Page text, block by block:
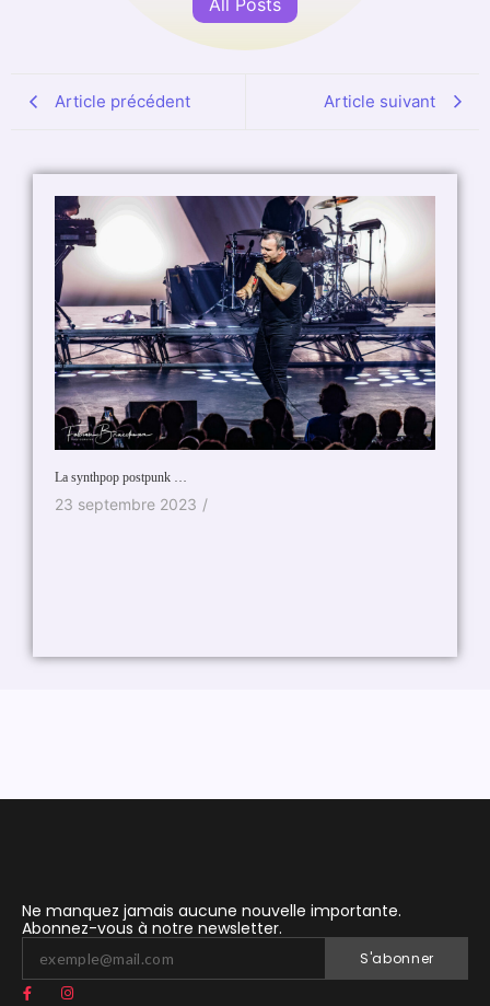
All Posts
Article précédent Article suivant
La synthpop postpunk …
23 septembre 2023 /
Ne manquez jamais aucune nouvelle importante.
Abonnez-vous à notre newsletter.
S'abonner